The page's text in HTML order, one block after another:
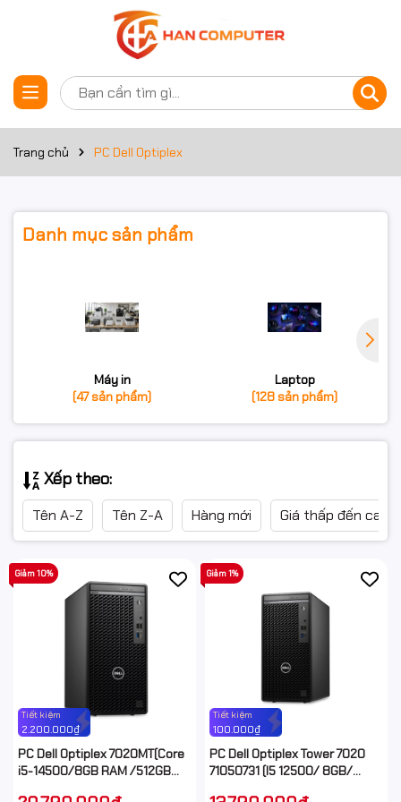
Trang chủ PC Dell Optiplex
Danh mục sản phẩm
Máy in
(47 sản phẩm)
Laptop
(128 sản phẩm)
Xếp theo:
Tên A-Z Tên Z-A Hàng mới Giá thấp đến cao
Tiết kiệm
2.200.000₫
Giảm 10%
PC Dell Optiplex 7020MT(Core
i5-14500/8GB RAM /512GB
Tiết kiệm
100.000₫
Giảm 1%
PC Dell Optiplex Tower 7020
71050731 (I5 12500/ 8GB/